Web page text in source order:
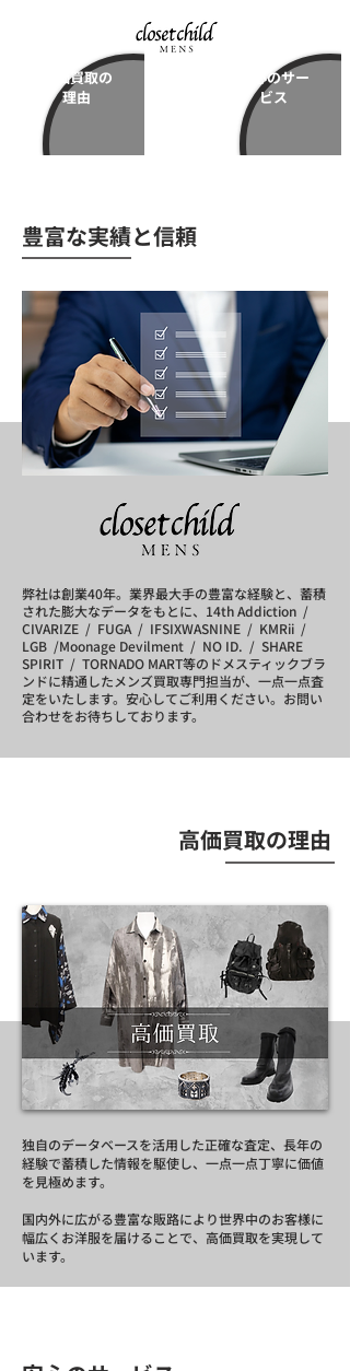
安心のサー
ビス
高価買取の
理由
豊富な実績と信頼
弊社は創業40年。業界最大手の豊富な経験と、蓄積
された膨大なデータをもとに、 14th Addiction /
CIVARIZE / FUGA / IFSIXWASNINE / KMRii /
LGB /Moonage Devilment / NO ID. / SHARE
SPIRIT / TORNADO MART等のドメスティックブラ
ンドに精通したメンズ買取専門担当が、一点一点査
定をいたします。安心してご利用ください。お問い
合わせをお待ちしております。
高価買取の理由
独自のデータベースを活用した正確な査定、長年の
経験で蓄積した情報を駆使し、一点一点丁寧に価値
を見極めます。
国内外に広がる豊富な販路により世界中のお客様に
幅広くお洋服を届けることで、高価買取を実現して
います。